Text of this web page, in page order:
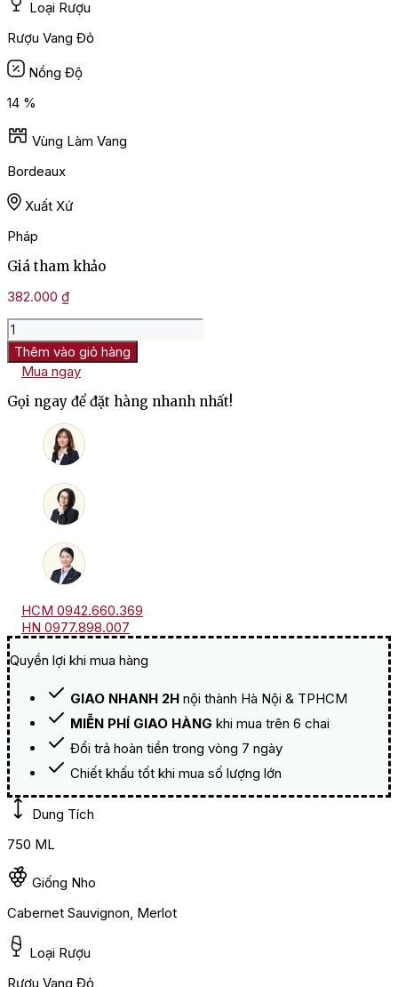
Loại Rượu
Rượu Vang Đỏ
Nồng Độ
14 %
Vùng Làm Vang
Bordeaux
Xuất Xứ
Pháp
Giá tham khảo
382.000 ₫
Rượu
Vang
Chateau
Vignolle
Bordeaux
Supérieur
Thêm vào giỏ hàng
Mua ngay
Gọi ngay để đặt hàng nhanh nhất!
HCM 0942.660.369
HN 0977.898.007
Quyền lợi khi mua hàng
GIAO NHANH 2H nội thành Hà Nội & TPHCM
MIỄN PHÍ GIAO HÀNG khi mua trên 6 chai
Đổi trả hoàn tiền trong vòng 7 ngày
Chiết khấu tốt khi mua số lượng lớn
Dung Tích
750 ML
Giống Nho
Cabernet Sauvignon, Merlot
Loại Rượu
Rượu Vang Đỏ